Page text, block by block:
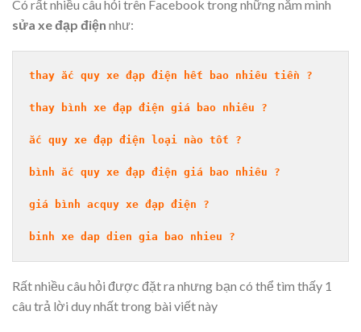
Có rất nhiều câu hỏi trên Facebook trong những năm mình
sửa xe đạp điện như:
thay ắc quy xe đạp điện hết bao nhiêu tiền ?
thay bình xe đạp điện giá bao nhiêu ?
ắc quy xe đạp điện loại nào tốt ?
bình ắc quy xe đạp điện giá bao nhiêu ?
giá bình acquy xe đạp điện ?
binh xe dap dien gia bao nhieu ?
Rất nhiều câu hỏi được đặt ra nhưng bạn có thể tìm thấy 1
câu trả lời duy nhất trong bài viết này